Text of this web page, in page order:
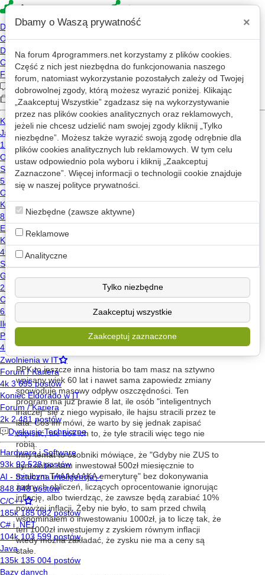
4p » Forum » Kariera
Nowe Uprawnienia PIP, a B2B
« 1 2 3 4 »
KB
KaBeS 2026-06-22 13:29
@wartek01 : Historia pokazuje, że po rewolucyjnych
zmianach w ZUS, ludzie którzy tam wpłacili przed
zmianą, mają te środki policzone według starych
zasad. Inny przykład to późniejsze
podniesienie/obniżenie wieku emerytalnego, wtedy nikt
nie dostał ani nie stracił tych środków. Wiek byłby
była niższa więc wynikająca emerytura była wyższa.
zasadzie wiek emerytalny przestaje mieć znaczenie.
Planujesz przejść w wieku 65 lat podniosą go na 70, to
za to co i tak odkładałeś a następnie przechodzisz na
państwową emeryturę, które po zmianie wieku jest
znacznie wyższa, przez co to, że wcześniej wydałeś
PPK to jeszcze inna historia bo tam masz na sztywno
wpisany wiek 60 lat i nawet sama zapowiedz zmiany
spowoduje masowy odpływ oszczędności. Ten
program ma już prawie 8 lat, ile osób "inteligentnych
inaczej" się z niego wypisało, ile hajsu stracili przez te
lata. Coś im mówi, że warto by się jednak zapisać
zapisać, ale boli ich to, że tyle stracili więc tego nie
robią.
Inny temat to osobniki mówiące, że "Gdyby nie ZUS to
bym sobie sam inwestował 500zł miesięcznie to
miałbym TAAAAAAKĄ emeryturę" bez dokonywania
żadnych obliczeń, liczących oprocentowanie ignorując
inflację, albo twierdząc, że zawsze będą zarabiać 10%
powyżej inflacji. Żeby nie było, to sam przed chwilą
wspominałem o inwestowaniu 1000zł, ja to liczę tak, że
ten 1000zł inwestujemy z zyskiem równym inflacji
wtedy można zakładać, że zysku nie ma a ceny są
stałe.
Dbamy o Waszą prywatność ×
Na forum 4programmers.net korzystamy z plików cookies.
Część z nich jest niezbędna do funkcjonowania naszego
forum, natomiast wykorzystanie pozostałych zależy od Twojej
dobrowolnej zgody, którą możesz wyrazić poniżej. Klikając
„Zaakceptuj Wszystkie” zgadzasz się na wykorzystywanie
przez nas plików cookies analitycznych oraz reklamowych,
jeżeli nie chcesz udzielić nam swojej zgody kliknij „Tylko
niezbędne”. Możesz także wyrazić swoją zgodę odrębnie dla
plików cookies analitycznych lub reklamowych. W tym celu
ustaw odpowiednio pola wyboru i kliknij „Zaakceptuj
Zaznaczone”. Więcej informacji o technologii cookie znajduje
się w naszej polityce prywatności.
Niezbędne (zawsze aktywne)
Reklamowe
Analityczne
Tylko niezbędne
Zaakceptuj wszystkie
Zaakceptuj zaznaczone